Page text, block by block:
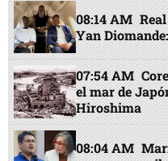
08:14 AM
Yan
07:54 AM
el mar de
Hiroshima
08:04 AM